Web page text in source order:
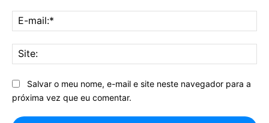
Salvar o meu nome, e-mail e site neste navegador para a
próxima vez que eu comentar.